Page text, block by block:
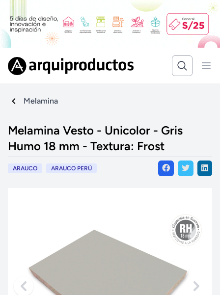
Melamina
Melamina Vesto - Unicolor - Gris
Humo 18 mm - Textura: Frost
ARAUCO ARAUCO PERÚ